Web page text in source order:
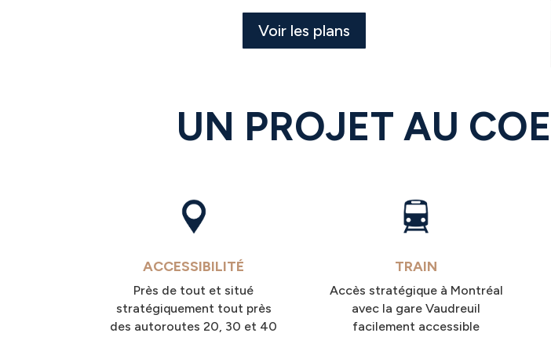
Voir les plans
UN PROJET AU
ACCESSIBILITÉ
Près de tout et situé
stratégiquement tout près
des autoroutes 20, 30 et 40
TRAIN
Accès stratégique à Montréal
avec la gare Vaudreuil
facilement accessible